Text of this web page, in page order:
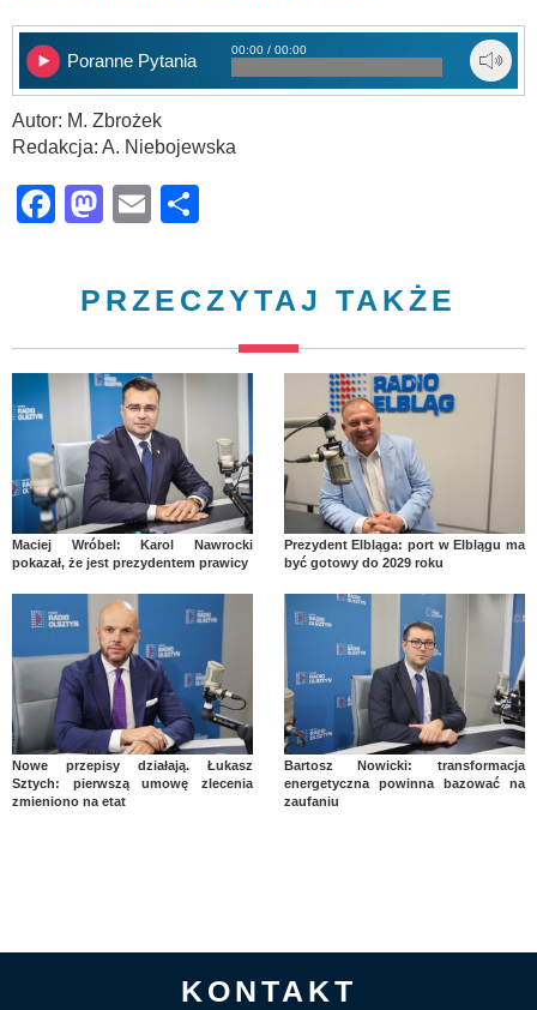
Poranne Pytania
00:00 / 00:00
Autor: M. Zbrożek
Redakcja: A. Niebojewska
Facebook
Mastodon
Email
PRZECZYTAJ TAKŻE
Maciej Wróbel: Karol Nawrocki
pokazał, że jest prezydentem prawicy
Prezydent Elbląga: port w Elblągu ma
być gotowy do 2029 roku
Nowe przepisy działają. Łukasz
Sztych: pierwszą umowę zlecenia
zmieniono na etat
Bartosz Nowicki: transformacja
energetyczna powinna bazować na
zaufaniu
KONTAKT